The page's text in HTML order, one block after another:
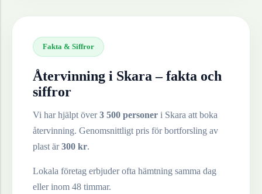
Fakta & Siffror
Återvinning i Skara – fakta och
siffror
Vi har hjälpt över3 500 personer i Skara att boka
återvinning. Genomsnittligt pris för bortforsling av
plast är300 kr.
Lokala företag erbjuder ofta hämtning samma dag
eller inom 48 timmar.